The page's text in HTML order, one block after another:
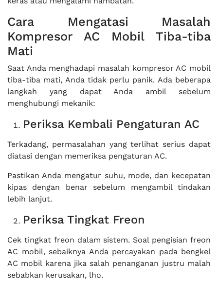
Cara Mengatasi Masalah
Kompresor AC Mobil Tiba-tiba
Mati
Saat Anda menghadapi masalah kompresor AC mobil
tiba-tiba mati, Anda tidak perlu panik. Ada beberapa
langkah yang dapat Anda ambil sebelum
menghubungi mekanik:
Periksa Kembali Pengaturan AC
Terkadang, permasalahan yang terlihat serius dapat
diatasi dengan memeriksa pengaturan AC.
Pastikan Anda mengatur suhu, mode, dan kecepatan
kipas dengan benar sebelum mengambil tindakan
lebih lanjut.
Periksa Tingkat Freon
Cek tingkat freon dalam sistem. Soal pengisian freon
AC mobil, sebaiknya Anda percayakan pada bengkel
AC mobil karena jika salah penanganan justru malah
sebabkan kerusakan, lho.